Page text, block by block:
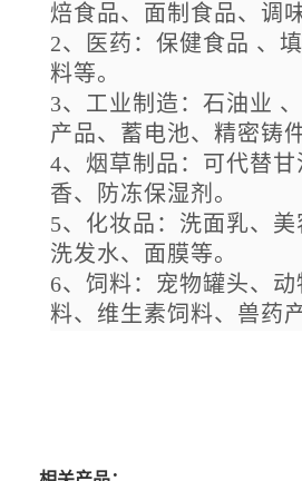
焙食品、面制食品、调
2、医药：保健食品 、
料等。
3、工业制造：石油业
产品、蓄电池、精密铸
4、烟草制品：可代替甘
香、防冻保湿剂。
5、化妆品：洗面乳、美
洗发水、面膜等。
6、饲料：宠物罐头、动
料、维生素饲料、兽药